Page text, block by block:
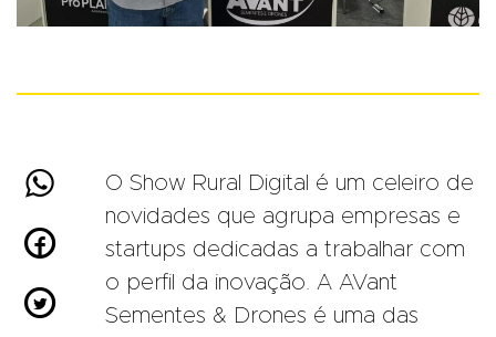



O Show Rural Digital é um celeiro de
novidades que agrupa empresas e
startups dedicadas a trabalhar com
o perfil da inovação. A AVant
Sementes & Drones é uma das